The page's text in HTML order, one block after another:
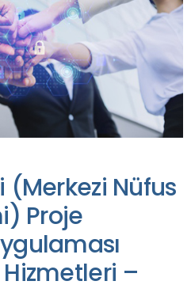
(Merkezi Nüfus
Proje
–